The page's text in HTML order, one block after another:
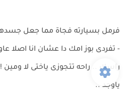
فرمل بسيارته فجاة مما جعل جسدها
- تفردى بوز امك دا عشان انا اصلا
راسك .. راحه تتجوزى ياختى لا ومين
ياوجد ..